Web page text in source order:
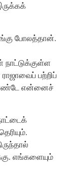
போலத்தான்.
பற்றிப்
என்னைச்
எங்களையும்